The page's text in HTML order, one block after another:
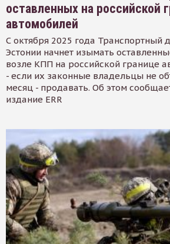
оставленных на российской
автомобилей
С октября 2025 года Транспортный
Эстонии начнет изымать
возле КПП на российской границе
- если их законные владельцы не
месяц - продавать. Об этом
издание ERR